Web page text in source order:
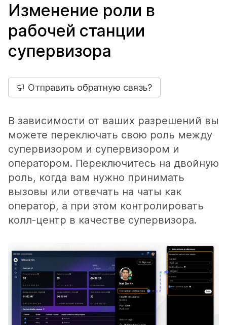
Изменение роли в
рабочей станции
супервизора
Отправить обратную связь?
В зависимости от ваших разрешений вы
можете переключать свою роль между
супервизором и супервизором и
оператором. Переключитесь на двойную
роль, когда вам нужно принимать
вызовы или отвечать на чаты как
оператор, а при этом контролировать
колл-центр в качестве супервизора.